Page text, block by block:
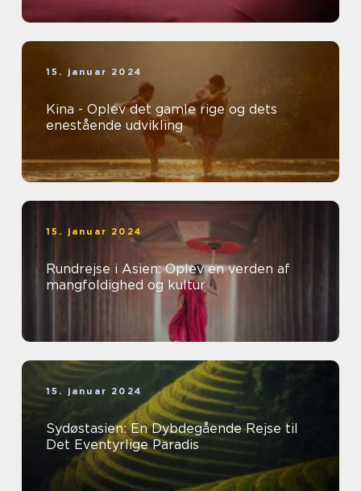
15. januar 2024
Kina - Oplev det gamle rige og dets
enestående udvikling
15. januar 2024
Rundrejse i Asien: Oplev en verden af
mangfoldighed og kultur
15. januar 2024
Sydøstasien: En Dybdegående Rejse til
Det Eventyrlige Paradis